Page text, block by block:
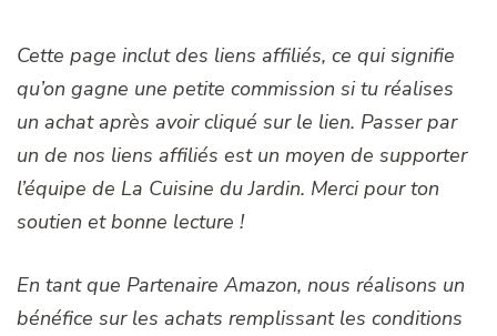
Cette page inclut des liens affiliés, ce qui signifie
qu’on gagne une petite commission si tu réalises
un achat après avoir cliqué sur le lien. Passer par
un de nos liens affiliés est un moyen de supporter
l’équipe de La Cuisine du Jardin. Merci pour ton
soutien et bonne lecture !
En tant que Partenaire Amazon, nous réalisons un
bénéfice sur les achats remplissant les conditions